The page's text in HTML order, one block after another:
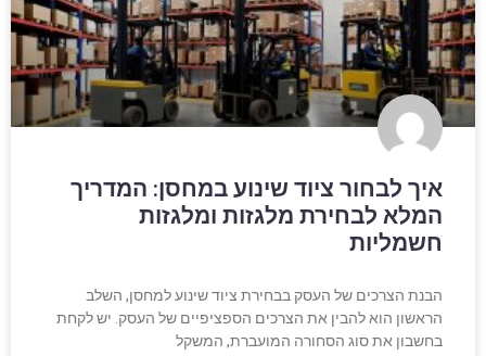
איך לבחור ציוד שינוע במחסן: המדריך
המלא לבחירת מלגזות ומלגזות
חשמליות
הבנת הצרכים של העסק בבחירת ציוד שינוע למחסן, השלב
הראשון הוא להבין את הצרכים הספציפיים של העסק. יש לקחת
בחשבון את סוג הסחורה המועברת, המשקל